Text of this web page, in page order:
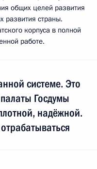
общих целей развития
развития страны.
корпуса в полной
работе.
системе. Это
Госдумы
надёжной.